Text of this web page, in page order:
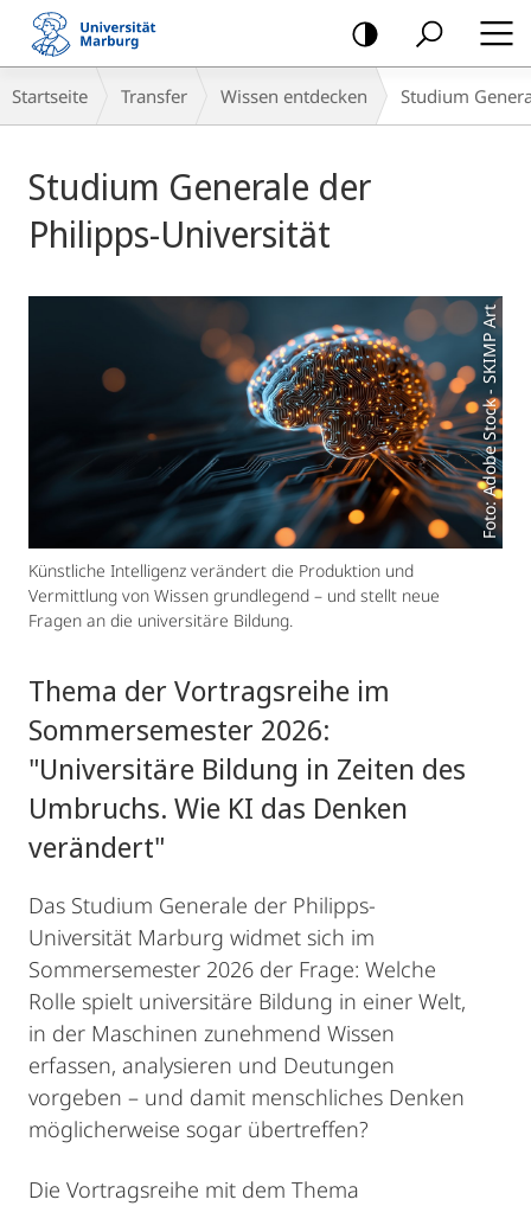
Mobile-
Navigation
Breadcrumb-
Navigation
Startseite Transfer Wissen entdecken Studium
Studium Generale der
Philipps-Universität
Foto: Adobe Stock - SKIMP Art
Künstliche Intelligenz verändert die Produktion und
Vermittlung von Wissen grundlegend – und stellt neue
Fragen an die universitäre Bildung.
Thema der Vortragsreihe im
Sommersemester 2026:
"Universitäre Bildung in Zeiten des
Umbruchs. Wie KI das Denken
verändert"
Das Studium Generale der Philipps-
Universität Marburg widmet sich im
Sommersemester 2026 der Frage: Welche
Rolle spielt universitäre Bildung in einer Welt,
in der Maschinen zunehmend Wissen
erfassen, analysieren und Deutungen
vorgeben – und damit menschliches Denken
möglicherweise sogar übertreffen?
Die Vortragsreihe mit dem Thema